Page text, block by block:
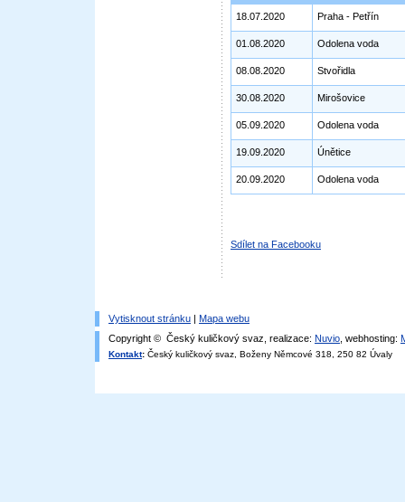
18.07.2020 Praha - Petřín
01.08.2020 Odolena voda
08.08.2020 Stvořidla
30.08.2020 Mirošovice
05.09.2020 Odolena voda
19.09.2020 Únětice
20.09.2020 Odolena voda
Sdílet na Facebooku
Vytisknout stránku | Mapa webu
Copyright © Český kuličkový svaz, realizace: Nuvio , webhosting:
Kontakt: Český kuličkový svaz, Boženy Němcové 318, 250 82 Úvaly